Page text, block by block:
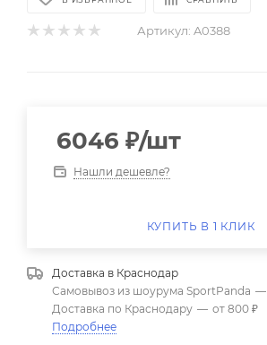
Артикул: A0388
6046 ₽/шт
Нашли дешевле?
КУПИТЬ В 1 КЛИК
Доставка в Краснодар
Самовывоз из шоурума SportPanda —
Доставка по Краснодару — от 800 ₽
Подробнее